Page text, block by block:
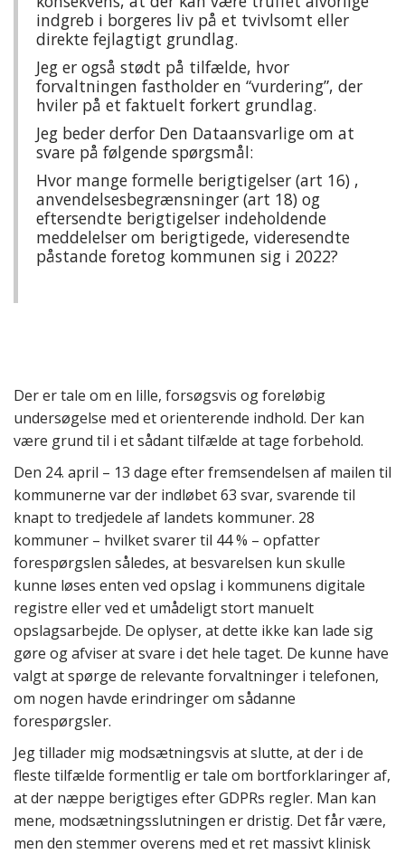
indgreb i borgeres liv på et tvivlsomt eller
direkte fejlagtigt grundlag.
Jeg er også stødt på tilfælde, hvor
forvaltningen fastholder en “vurdering”, der
hviler på et faktuelt forkert grundlag.
Jeg beder derfor Den Dataansvarlige om at
svare på følgende spørgsmål:
Hvor mange formelle berigtigelser (art 16) ,
anvendelsesbegrænsninger (art 18) og
eftersendte berigtigelser indeholdende
meddelelser om berigtigede, videresendte
påstande foretog kommunen sig i 2022?
Der er tale om en lille, forsøgsvis og foreløbig
undersøgelse med et orienterende indhold. Der kan
være grund til i et sådant tilfælde at tage forbehold.
Den 24. april – 13 dage efter fremsendelsen af mailen til
kommunerne var der indløbet 63 svar, svarende til
knapt to tredjedele af landets kommuner. 28
kommuner – hvilket svarer til 44 % – opfatter
forespørgslen således, at besvarelsen kun skulle
kunne løses enten ved opslag i kommunens digitale
registre eller ved et umådeligt stort manuelt
opslagsarbejde. De oplyser, at dette ikke kan lade sig
gøre og afviser at svare i det hele taget. De kunne have
valgt at spørge de relevante forvaltninger i telefonen,
om nogen havde erindringer om sådanne
forespørgsler.
Jeg tillader mig modsætningsvis at slutte, at der i de
fleste tilfælde formentlig er tale om bortforklaringer af,
at der næppe berigtiges efter GDPRs regler. Man kan
mene, modsætningsslutningen er dristig. Det får være,
men den stemmer overens med et ret massivt klinisk